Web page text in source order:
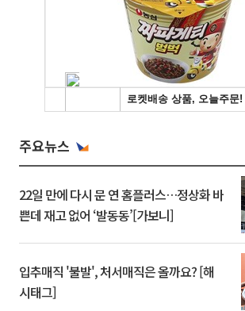
주요뉴스
22일 만에 다시 문 연 홈플러스…정상화 바
쁜데 재고 없어 ‘발동동’[가보니]
입추매직 '불발', 처서매직은 올까요? [해
시태그]